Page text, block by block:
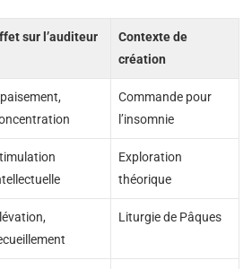
sur l’auditeur
Contexte de
création
Commande pour
l’insomnie
Exploration
théorique
Liturgie de Pâques